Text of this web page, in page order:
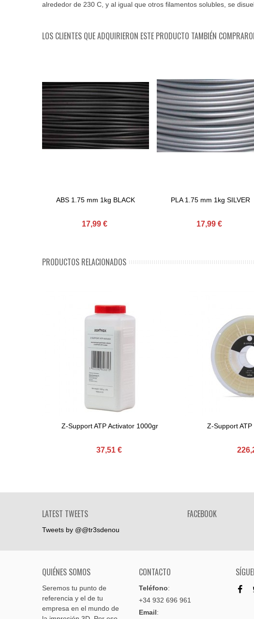
alrededor de 230 C, y al igual que otros filamentos solubles, se
LOS CLIENTES QUE ADQUIRIERON ESTE PRODUCTO TAMBIÉN
Comprar
ABS 1.75 mm 1kg BLACK
17,99 €
Comprar
PLA 1.75 mm 1kg SILVER
17,99 €
PRODUCTOS RELACIONADOS
Comprar
Z-Support ATP Activator 1000gr
37,51 €
Comprar
Z-Support
LATEST TWEETS
Tweets by @@tr3sdenou
FACEBOOK
QUIÉNES SOMOS
Seremos tu punto de
referencia y el de tu
empresa en el mundo de
CONTACTO
Teléfono:
+34 932 696 961
Email: